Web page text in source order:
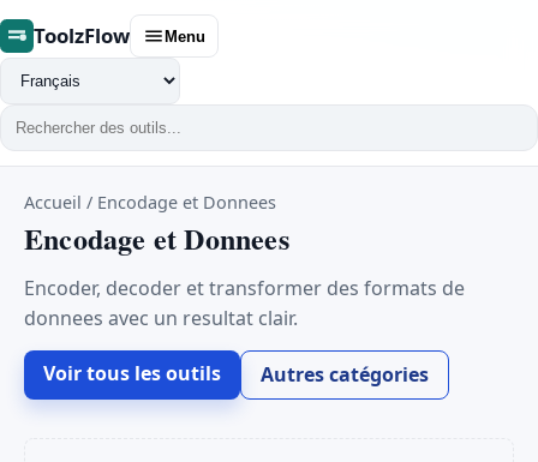
ToolzFlow Menu
Changer
de
langue
Accueil / Encodage et Donnees
Encodage et Donnees
Encoder, decoder et transformer des formats de
donnees avec un resultat clair.
Voir tous les outils Autres catégories